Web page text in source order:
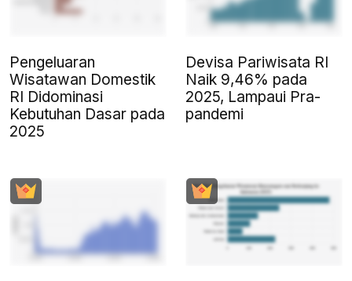
Pengeluaran
Wisatawan Domestik
RI Didominasi
Kebutuhan Dasar pada
2025
Devisa Pariwisata RI
Naik 9,46% pada
2025, Lampaui Pra-
pandemi